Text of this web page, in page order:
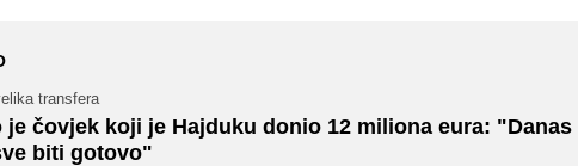
transfera
je čovjek koji je Hajduku donio 12 miliona eura: "Danas
biti gotovo"